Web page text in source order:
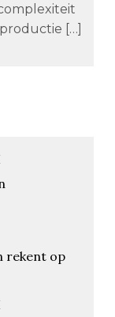
[…]
rekent op